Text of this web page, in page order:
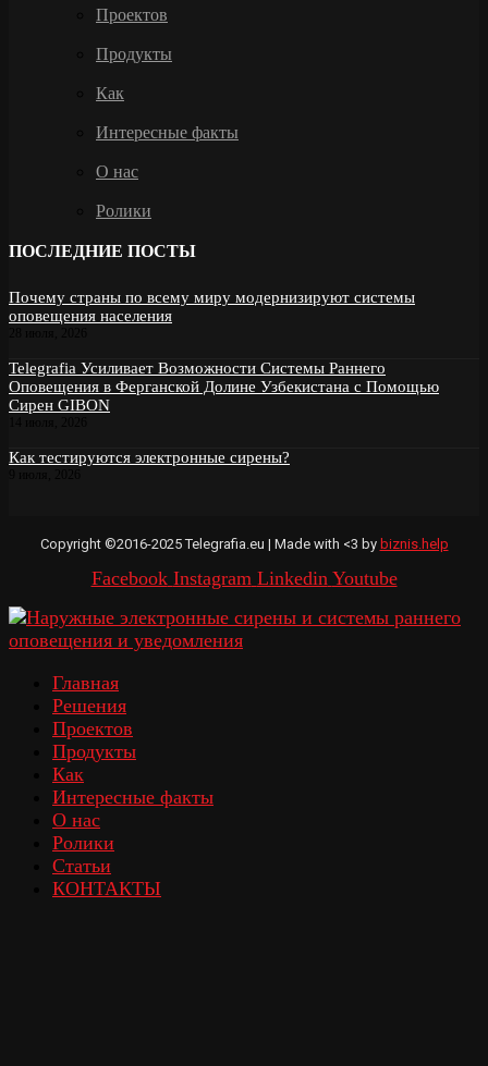
Проектов
Продукты
Как
Интересные факты
О нас
Ролики
ПОСЛЕДНИЕ ПОСТЫ
Почему страны по всему миру модернизируют системы
оповещения населения
Telegrafia Усиливает Возможности Системы Раннего
Оповещения в Ферганской Долине Узбекистана с Помощью
Сирен GIBON
Как тестируются электронные сирены?
Copyright ©2016-2025 Telegrafia.eu | Made with <3 by biznis.help
Facebook Instagram Linkedin Youtube
Главная
Решения
Проектов
Продукты
Как
Интересные факты
О нас
Ролики
Статьи
КОНТАКТЫ